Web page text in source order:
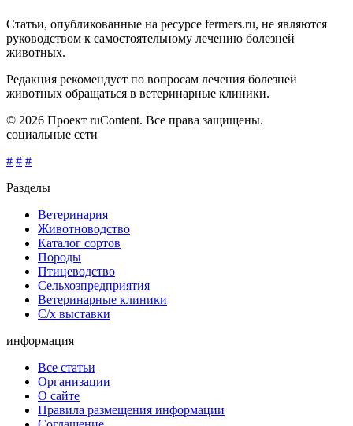
Статьи, опубликованные на ресурсе fermers.ru, не являются
руководством к самостоятельному лечению болезней
животных.
Редакция рекомендует по вопросам лечения болезней
животных обращаться в ветеринарные клиники.
© 2026 Проект ruContent. Все права защищены.
социальные сети
# # #
Разделы
Ветеринария
Животноводство
Каталог сортов
Породы
Птицеводство
Сельхозпредприятия
Ветеринарные клиники
С/х выставки
информация
Все статьи
Организации
О сайте
Правила размещения информации